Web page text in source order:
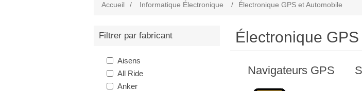
Accueil / Informatique Électronique / Électronique GPS et Automobile
Filtrer par fabricant
Aisens
All Ride
Anker
Électronique
Navigateurs GPS